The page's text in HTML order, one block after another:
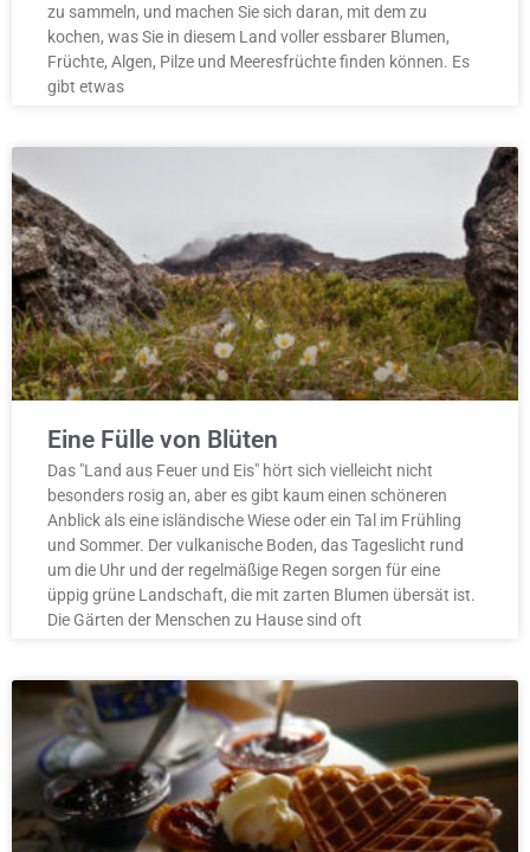
zu sammeln, und machen Sie sich daran, mit dem zu
kochen, was Sie in diesem Land voller essbarer Blumen,
Früchte, Algen, Pilze und Meeresfrüchte finden können. Es
gibt etwas
Eine Fülle von Blüten
Das "Land aus Feuer und Eis" hört sich vielleicht nicht
besonders rosig an, aber es gibt kaum einen schöneren
Anblick als eine isländische Wiese oder ein Tal im Frühling
und Sommer. Der vulkanische Boden, das Tageslicht rund
um die Uhr und der regelmäßige Regen sorgen für eine
üppig grüne Landschaft, die mit zarten Blumen übersät ist.
Die Gärten der Menschen zu Hause sind oft